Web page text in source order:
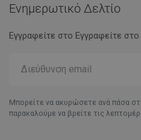
Ενημερωτικό Δελτίο
Εγγραφείτε στο Eγγραφείτε
Μπορείτε να ακυρώσετε ανά πάσα
παρακαλούμε να βρείτε τις